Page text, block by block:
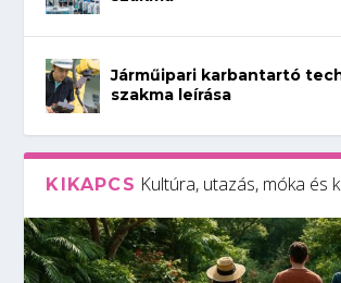
Járműipari karbantartó
szakma leírása
KIKAPCS Kultúra, utazás, móka és